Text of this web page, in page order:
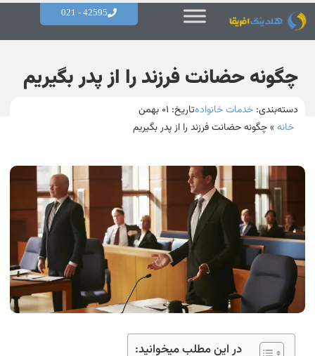
42595 - 021
چگونه حضانت فرزند را از پدر بگیریم
دسته‌بندی: خدمات خانوادهتاریخ:
خانه»چگونه حضانت فرزند را از پدر بگیریم
در این مطلب میخوانید: